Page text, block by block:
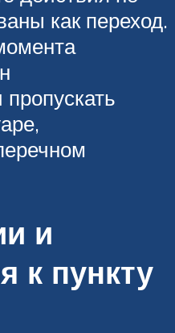
как переход.
и
к пункту